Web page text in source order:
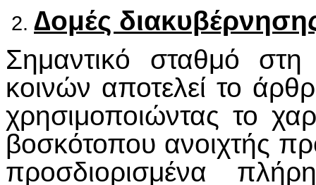
∆ομές
Σημαντικό σταθμό
κοινών αποτελεί το
χρησιμοποιώντας το
βοσκότοπου ανοιχτής
προσδιορισμένα